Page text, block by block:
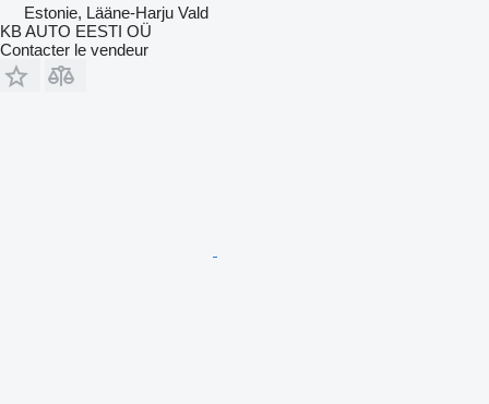
Estonie, Lääne-Harju Vald
KB AUTO EESTI OÜ
Contacter le vendeur